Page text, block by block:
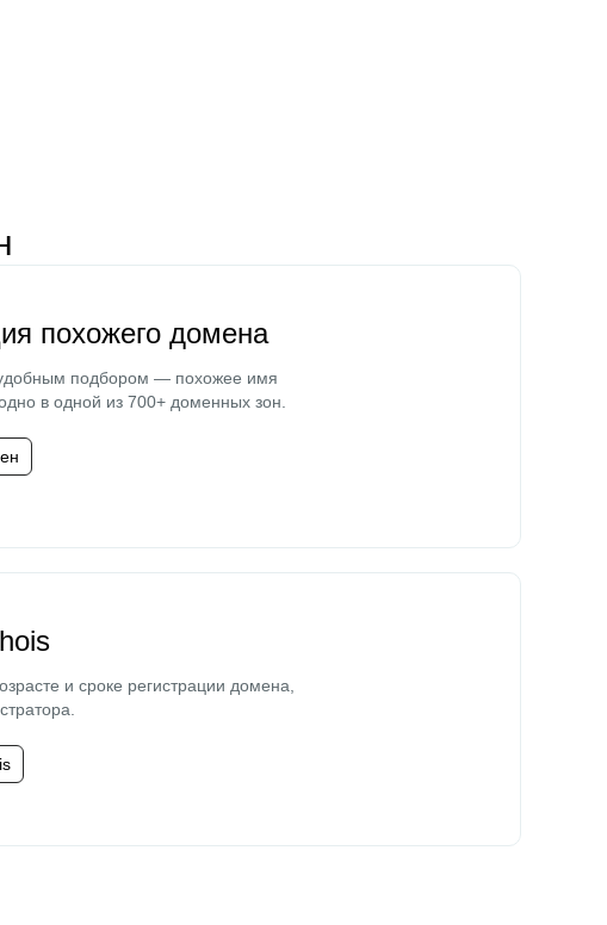
похожего домена
удобным подбором — похожее имя
в одной из 700+ доменных зон.
и сроке регистрации домена,